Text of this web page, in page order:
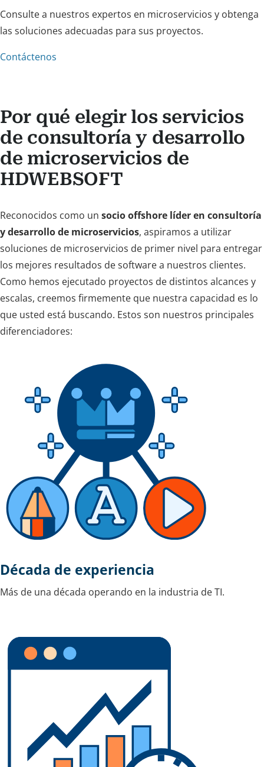
Consulte a nuestros expertos en microservicios y obtenga
las soluciones adecuadas para sus proyectos.
Contáctenos
Por qué elegir los servicios
de consultoría y desarrollo
de microservicios de
HDWEBSOFT
Reconocidos como un socio offshore líder en consultoría
y desarrollo de microservicios, aspiramos a utilizar
soluciones de microservicios de primer nivel para entregar
los mejores resultados de software a nuestros clientes.
Como hemos ejecutado proyectos de distintos alcances y
escalas, creemos firmemente que nuestra capacidad es lo
que usted está buscando. Estos son nuestros principales
diferenciadores:
Década de experiencia
Más de una década operando en la industria de TI.